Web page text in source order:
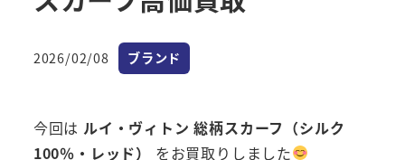
投稿日
2026/02/08 カテゴリー
ブランド
今回は ルイ・ヴィトン 総柄スカーフ（シルク
100％・レッド）
をお買取りしました